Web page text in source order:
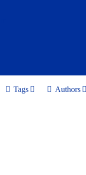
Tags Authors